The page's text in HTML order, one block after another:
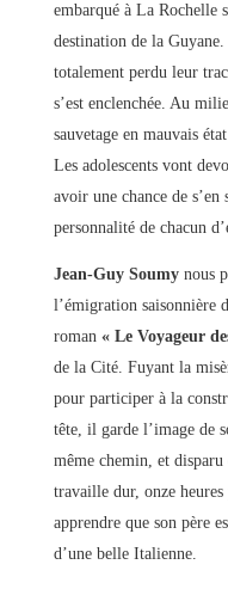
embarqué à La Rochelle
destination de la
totalement perdu leur
s’est enclenchée. Au
sauvetage en mauvais
Les adolescents vont
avoir une chance de
personnalité de chacun
Jean-Guy Soumynous
l’émigration saisonnière
roman « Le Voyageur
de la Cité. Fuyant la
pour participer à la
tête, il garde l’image de
même chemin, et
travaille dur, onze
apprendre que son père
d’une belle Italienne.